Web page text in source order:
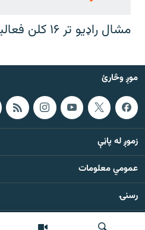
مشال راډیو تر ۱۶ کلن فعالیت وروسته وتړل شوه
موږ وڅارئ
زموږ له پاڼې
عمومي معلومات
رسنۍ
د دې ووبپاڼې د ټولو